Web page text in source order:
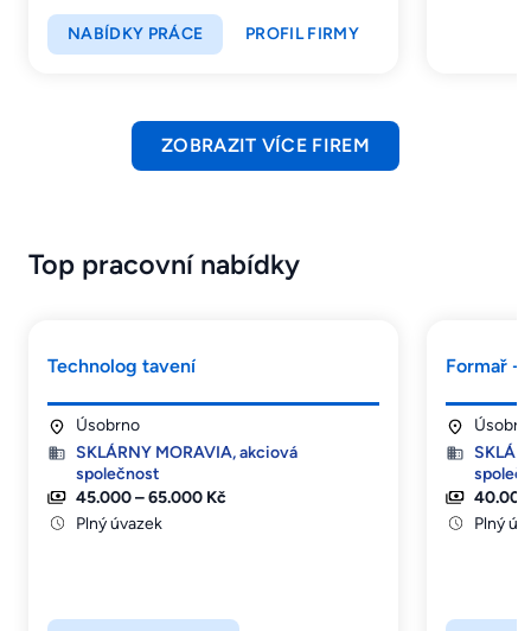
NABÍDKY PRÁCE PROFIL FIRMY
ZOBRAZIT VÍCE FIREM
Top pracovní nabídky
Technolog tavení
Úsobrno
SKLÁRNY MORAVIA, akciová
společnost
45.000 – 65.000 Kč
Plný úvazek
Formař -
40.000
Plný